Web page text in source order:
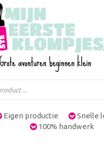
Eigen productie
Snelle
100% handwerk